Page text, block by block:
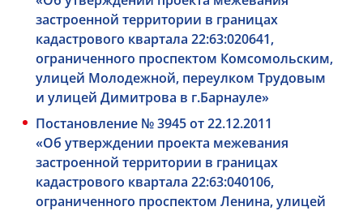
застроенной территории в границах
кадастрового квартала 22:63:020641,
ограниченного проспектом Комсомольским,
улицей Молодежной, переулком Трудовым
и улицей Димитрова в г.Барнауле»
Постановление № 3945 от 22.12.2011
«Об утверждении проекта межевания
застроенной территории в границах
кадастрового квартала 22:63:040106,
ограниченного проспектом Ленина, улицей